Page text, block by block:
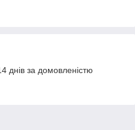
днів за домовленістю